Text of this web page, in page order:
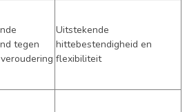
tegen
Uitstekende
hittebestendigheid en
flexibiliteit